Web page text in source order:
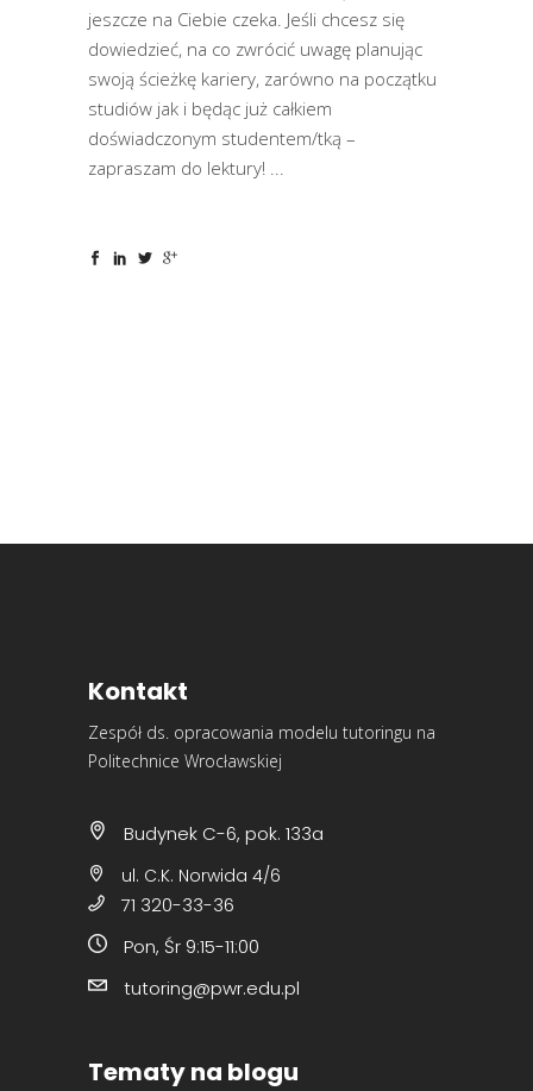
jeszcze na Ciebie czeka. Jeśli chcesz się
dowiedzieć, na co zwrócić uwagę planując
swoją ścieżkę kariery, zarówno na początku
studiów jak i będąc już całkiem
doświadczonym studentem/tką –
zapraszam do lektury!
Kontakt
Zespół ds. opracowania modelu tutoringu na
Politechnice Wrocławskiej
Budynek C-6, pok. 133a
ul. C.K. Norwida 4/6
71 320-33-36
Pon, Śr 9:15-11:00
tutoring@pwr.edu.pl
Tematy na blogu